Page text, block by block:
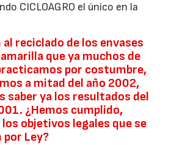
CICLOAGRO el único en la
al reciclado de los envases
que ya muchos de
por costumbre,
a mitad del año 2002,
saber ya los resultados del
¿Hemos cumplido,
objetivos legales que se
por Ley?